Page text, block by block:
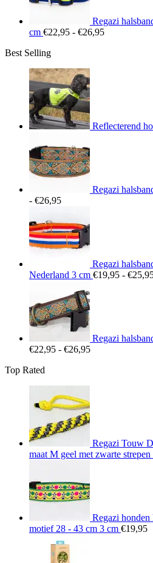
Regazi
cm €22,95 - €26,95Prijsklasse:
Best Selling
Reflecterend
Regazi
- €26,95Prijsklasse:
tot
€26,95
Regazi
Nederland 3 cm €19,95 - €
Regazi
€22,95 - €26,95Prijsklasse:
Top Rated
Regazi Touw
maat M geel met zwarte strepen
Regazi honden
motief 28 - 43 cm 3 cm €19,95